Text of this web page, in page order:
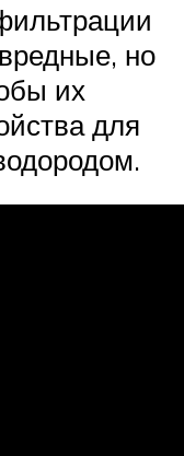
но
их
для